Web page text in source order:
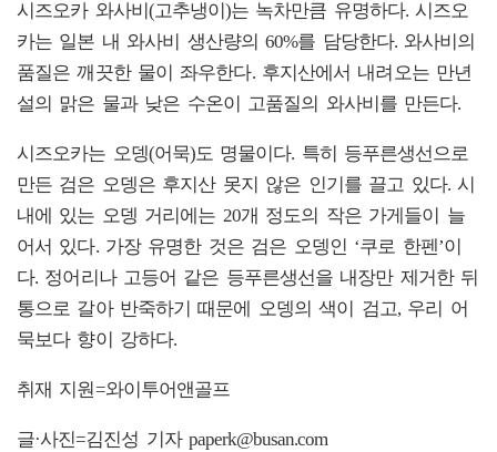
시즈오카 와사비(고추냉이)는 녹차만큼 유명하다. 시즈오
카는 일본 내 와사비 생산량의 60%를 담당한다. 와사비의
품질은 깨끗한 물이 좌우한다. 후지산에서 내려오는 만년
설의 맑은 물과 낮은 수온이 고품질의 와사비를 만든다.
시즈오카는 오뎅(어묵)도 명물이다. 특히 등푸른생선으로
만든 검은 오뎅은 후지산 못지 않은 인기를 끌고 있다. 시
내에 있는 오뎅 거리에는 20개 정도의 작은 가게들이 늘
어서 있다. 가장 유명한 것은 검은 오뎅인 ‘쿠로 한펜’이
다. 정어리나 고등어 같은 등푸른생선을 내장만 제거한 뒤
통으로 갈아 반죽하기 때문에 오뎅의 색이 검고, 우리 어
묵보다 향이 강하다.
취재 지원=와이투어앤골프
글·사진=김진성 기자 paperk@busan.com